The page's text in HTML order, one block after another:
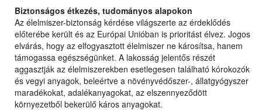
Biztonságos étkezés, tudományos alapokon
Az élelmiszer-biztonság kérdése világszerte az érdeklődés
előterébe került és az Európai Unióban is prioritást élvez. Jogos
elvárás, hogy az elfogyasztott élelmiszer ne károsítsa, hanem
támogassa egészségünket. A lakosság jelentős részét
aggasztják az élelmiszerekben esetlegesen található kórokozók
és vegyi anyagok, beleértve a növényvédőszer-, állatgyógyszer
maradékokat, adalékanyagokat, az elszennyeződött
környezetből bekerülő káros anyagokat.